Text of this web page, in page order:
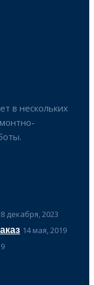
в нескольких
декабря, 2023
14 мая, 2019